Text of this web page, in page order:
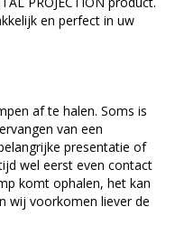
en perfect in uw
af te halen. Soms is
van een
presentatie of
wel eerst even contact
komt ophalen, het kan
wij voorkomen liever de